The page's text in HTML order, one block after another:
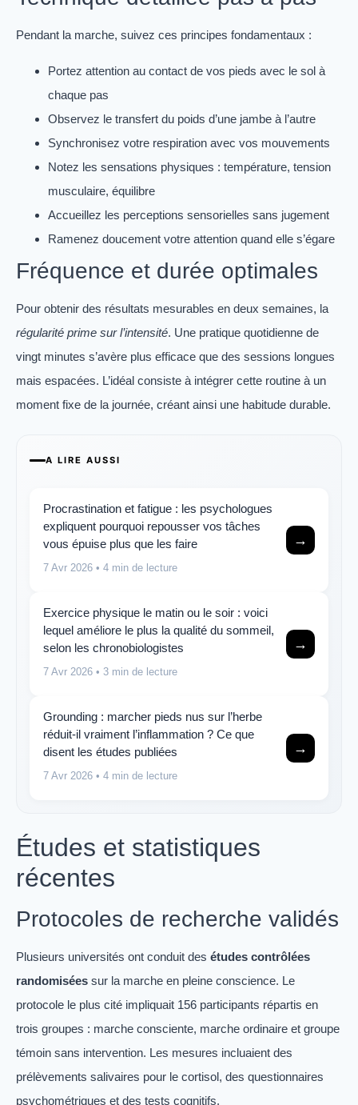
Pendant la marche, suivez ces principes fondamentaux :
Portez attention au contact de vos pieds avec le sol à
chaque pas
Observez le transfert du poids d’une jambe à l’autre
Synchronisez votre respiration avec vos mouvements
Notez les sensations physiques : température, tension
musculaire, équilibre
Accueillez les perceptions sensorielles sans jugement
Ramenez doucement votre attention quand elle s’égare
Fréquence et durée optimales
Pour obtenir des résultats mesurables en deux semaines, la
régularité prime sur l’intensité. Une pratique quotidienne de
vingt minutes s’avère plus efficace que des sessions longues
mais espacées. L’idéal consiste à intégrer cette routine à un
moment fixe de la journée, créant ainsi une habitude durable.
A LIRE AUSSI
Procrastination et fatigue : les psychologues
expliquent pourquoi repousser vos tâches
vous épuise plus que les faire
7 Avr 2026 • 4 min de lecture
→
Exercice physique le matin ou le soir : voici
lequel améliore le plus la qualité du sommeil,
selon les chronobiologistes
7 Avr 2026 • 3 min de lecture
→
Grounding : marcher pieds nus sur l’herbe
réduit-il vraiment l’inflammation ? Ce que
disent les études publiées
7 Avr 2026 • 4 min de lecture
→
Études et statistiques
récentes
Protocoles de recherche validés
Plusieurs universités ont conduit des études contrôlées
randomisées sur la marche en pleine conscience. Le
protocole le plus cité impliquait 156 participants répartis en
trois groupes : marche consciente, marche ordinaire et groupe
témoin sans intervention. Les mesures incluaient des
prélèvements salivaires pour le cortisol, des questionnaires
psychométriques et des tests cognitifs.